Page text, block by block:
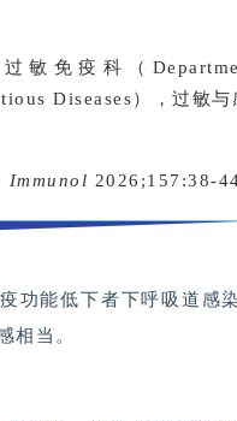
敏免疫科（
Diseases），过敏与
Immunol 2026;157:38-
功能低下者下呼吸道感
相当。